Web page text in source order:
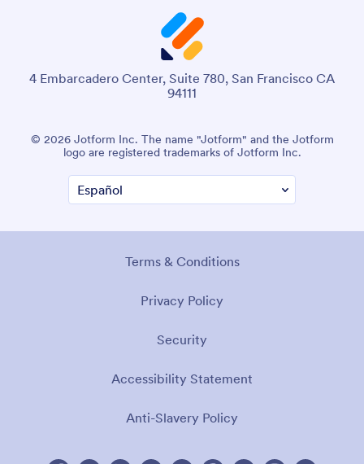
4 Embarcadero Center, Suite 780, San Francisco CA
94111
© 2026 Jotform Inc. The name "Jotform" and the Jotform
logo are registered trademarks of Jotform Inc.
Terms & Conditions
Privacy Policy
Security
Accessibility Statement
Anti-Slavery Policy